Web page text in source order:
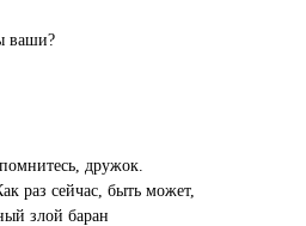
ваши?
дружок.
раз сейчас, быть может,
злой баран